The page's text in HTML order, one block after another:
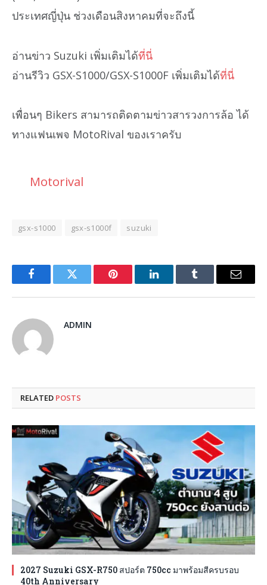
ประเทศญี่ปุ่น ช่วงเดือนสิงหาคมที่จะถึงนี้
อ่านข่าว Suzuki เพิ่มเติมได้ที่นี่
อ่านรีวิว GSX-S1000/GSX-S1000F เพิ่มเติมได้ที่นี่
เพื่อนๆ Bikers สามารถติดตามข่าวสารวงการล้อ ได้
ทางแฟนเพจ MotoRival ของเราครับ
Motorival
gsx-s1000 gsx-s1000f suzuki
FacebookTwitter Pinterest LinkedInTumblr Email
ADMIN
RELATED POSTS
2027 Suzuki GSX-R750 สปอร์ต 750cc มาพร้อมสีครบรอบ
40th Anniversary